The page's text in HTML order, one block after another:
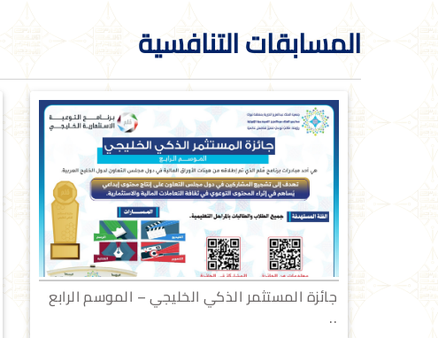
المسابقات التنافسية
جائزة المستثمر الذكي الخليجي – الموسم الرابع
..